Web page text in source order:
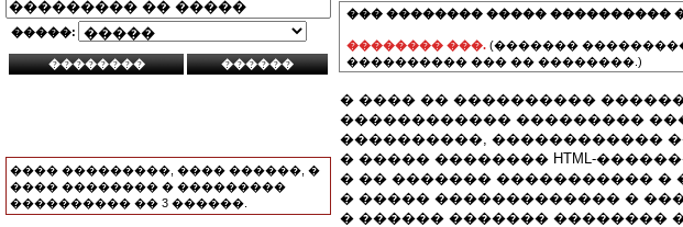
�����:
���� ���������, ���� ������, �
���� �������� � ���������
���������� �� 3 ������.
��� �������� ����� ����������
�������� ���. (�������
���������� ��� �� ��������.)
� ���� �� ����������
������������ ���������
����������, ������������
� ����� �������� HTML-
� �� ������� ����������� �
� ����� ������������� �
� ������ ������� ��������